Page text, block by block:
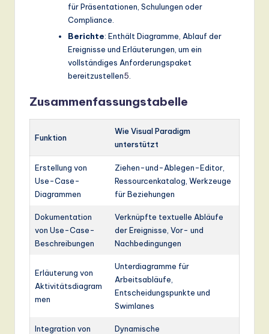
für Präsentationen, Schulungen oder
Compliance.
Berichte: Enthält Diagramme, Ablauf der
Ereignisse und Erläuterungen, um ein
vollständiges Anforderungspaket
bereitzustellen5
Zusammenfassungstabelle
Funktion
Wie Visual Paradigm
unterstützt
Erstellung von
Use-Case-
Diagrammen
Ziehen-und-Ablegen-Editor,
Ressourcenkatalog, Werkzeuge
für Beziehungen
Dokumentation
von Use-Case-
Beschreibungen
Verknüpfte textuelle Abläufe
der Ereignisse, Vor- und
Nachbedingungen
Erläuterung von
Aktivitätsdiagram
men
Unterdiagramme für
Arbeitsabläufe,
Entscheidungspunkte und
Swimlanes
Integration von Dynamische